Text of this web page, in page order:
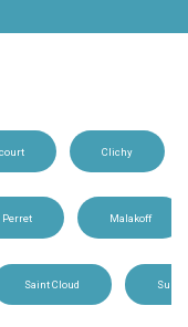
Clichy
Perret Malakoff
Saint Cloud